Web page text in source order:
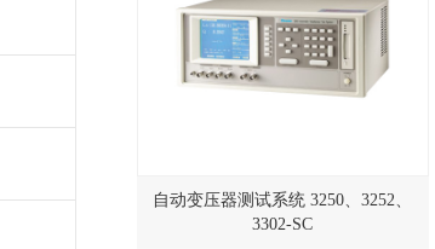
自动变压器测试系统 3250、3252、
3302-SC